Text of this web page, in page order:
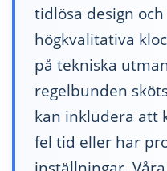
tidlösa design
högkvalitativa
på tekniska
regelbunden
kan inkludera att
fel tid eller har